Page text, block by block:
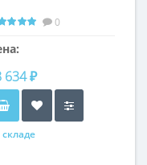
0
634 ₽